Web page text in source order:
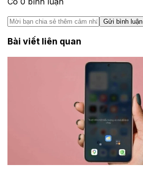
Gửi bình luận
Bài viết liên quan